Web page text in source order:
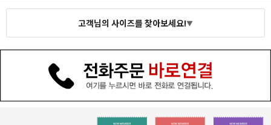
고객님의 사이즈를 찾아보세요!▼